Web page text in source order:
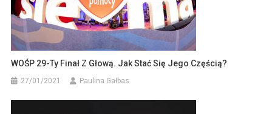
WOŚP 29-Ty Finał Z Głową. Jak Stać Się Jego Częścią?
27/01/2021 Paulina Gałbas